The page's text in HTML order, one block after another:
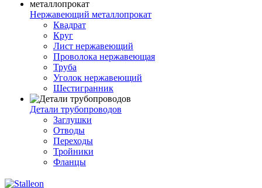
Нержавеющий металлопрокат
Квадрат
Круг
Лист нержавеющий
Проволока нержавеющая
Труба
Уголок нержавеющий
Шестигранник
Детали трубопроводов
Заглушки
Отводы
Переходы
Тройники
Фланцы